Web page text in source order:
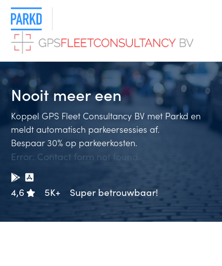
Nooit meeree
Koppel GPS Fleet Consultancy BV met Parkd en
meldt automatisch parkeersessies af.
Bespaar 30% op parkeerkosten.
Error: Contact form not found.
4,6 5K+ Super betrouwbaar!